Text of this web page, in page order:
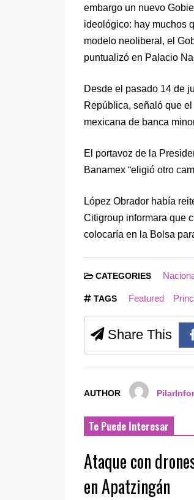
embargo un nuevo
ideológico: hay muchos
modelo neoliberal, el
puntualizó en Palacio
Desde el pasado 14 de
República, señaló que
mexicana de banca
El portavoz de la
Banamex “eligió otro
López Obrador había
Citigroup informara que
colocaría en la Bolsa
CATEGORIES
TAGS Featured
Share This
AUTHOR
Te Puede Interesar
Ataque con
en Apatzingán